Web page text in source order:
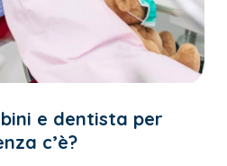
e dentista per
c’è?